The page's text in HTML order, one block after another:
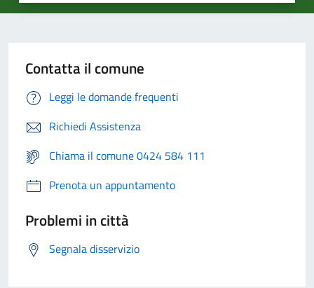
Contatta il comune
Leggi le domande frequenti
Richiedi Assistenza
Chiama il comune 0424 584 111
Prenota un appuntamento
Problemi in città
Segnala disservizio